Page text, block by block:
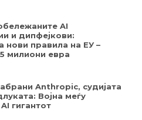
AI
и дипфејкови:
нови правила на ЕУ –
милиони евра
Anthropic, судијата
Војна меѓу
гигантот